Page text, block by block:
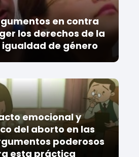
en contra
los derechos de la
igualdad de género
emocional y
del aborto en las
poderosos
esta práctica